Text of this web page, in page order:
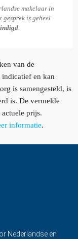
makelaar in
is geheel
.
van de
en kan
is samengesteld, is
is. De vermelde
prijs.
informatie.
Nederlandse en